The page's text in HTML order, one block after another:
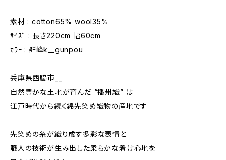
素材 : cotton65% wool35%
ｻｲｽﾞ : 長さ220cm 幅60cm
ｶﾗｰ : 群峰k__gunpou
兵庫県西脇市__
自然豊かな土地が育んだ “播州織” は
江戸時代から続く綿先染め織物の産地です
先染めの糸が織り成す多彩な表情と
職人の技術が生み出した柔らかな着け心地を